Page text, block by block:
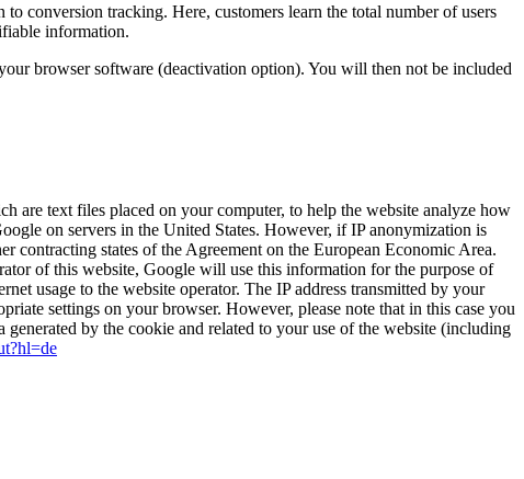
conversion tracking. Here, customers learn the total number of users
information.
browser software (deactivation option). You will then not be included
text files placed on your computer, to help the website analyze how
on servers in the United States. However, if IP anonymization is
contracting states of the Agreement on the European Economic Area.
of this website, Google will use this information for the purpose of
usage to the website operator. The IP address transmitted by your
settings on your browser. However, please note that in this case you
by the cookie and related to your use of the website (including